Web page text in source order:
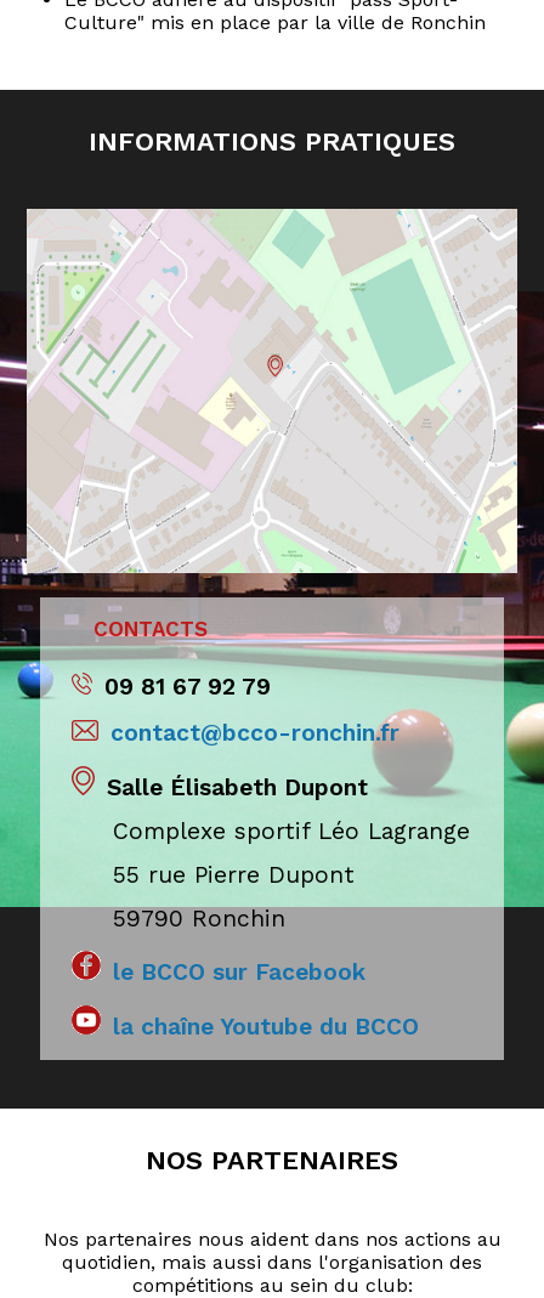
Culture" mis en place par la ville de Ronchin
informations pratiques
Contacts
09 81 67 92 79
contact@bcco-ronchin.fr
Salle Élisabeth Dupont
Complexe sportif Léo Lagrange
55 rue Pierre Dupont
59790 Ronchin
le BCCO sur Facebook
la chaîne Youtube du BCCO
nos partenaires
Nos partenaires nous aident dans nos actions au
quotidien, mais aussi dans l'organisation des
compétitions au sein du club: